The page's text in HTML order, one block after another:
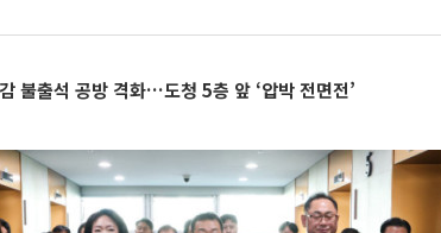
불출석 공방 격화…도청 5층 앞 ‘압박 전면전’